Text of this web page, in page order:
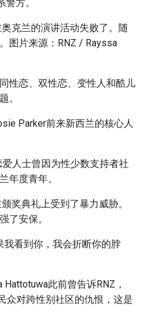
方。
克兰的演讲活动失败了。随
图片来源：RNZ / Rayssa
性恋、双性恋、变性人和酷儿
。
Parker前来新西兰的核心人
人士曾因为性少数支持者社
年度青年。
奖典礼上受到了暴力威胁。
了安保。
我看到你，我会折断你的脖
此前曾告诉RNZ，
众对跨性别社区的仇恨，这是